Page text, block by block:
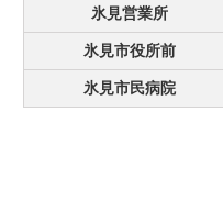
氷見営業所
氷見市役所前
氷見市民病院